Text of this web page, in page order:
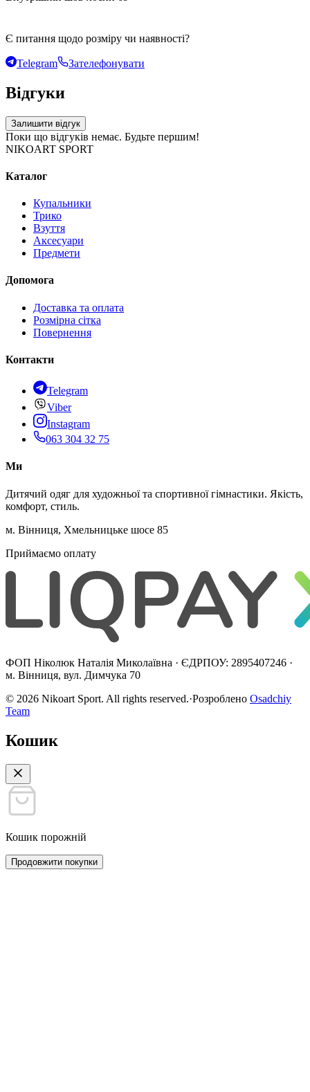
Є питання щодо розміру чи наявності?
Telegram Зателефонувати
Відгуки
Залишити відгук
Поки що відгуків немає. Будьте першим!
NIKOART SPORT
Каталог
Купальники
Трико
Взуття
Аксесуари
Предмети
Допомога
Доставка та оплата
Розмірна сітка
Повернення
Контакти
Telegram
Viber
Instagram
063 304 32 75
Ми
Дитячий одяг для художньої та спортивної гімнастики. Якість,
комфорт, стиль.
м. Вінниця, Хмельницьке шосе 85
Приймаємо оплату
ФОП Ніколюк Наталія Миколаївна · ЄДРПОУ: 2895407246 ·
м. Вінниця, вул. Димчука 70
© 2026 Nikoart Sport. All rights reserved.·Розроблено Osadchiy
Team
Кошик
Кошик порожній
Продовжити покупки